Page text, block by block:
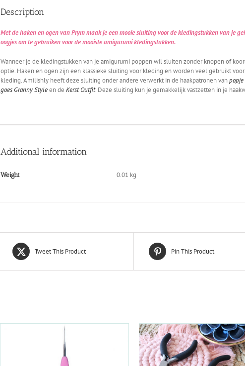
Description
Met de haken en ogen van Prym maak je een mooie sluiting voor de kledingstukken van je
oogjes om te gebruiken voor de mooiste amigurumi kledingstukken.
Wanneer je de kledingstukken van je amigurumi poppen wil sluiten zonder knopen of
optie. Haken en ogen zijn een klassieke sluiting voor kleding en worden veel gebruikt
kleding. Amilishly heeft deze sluiting onder andere verwerkt in de haakpatronen vanpopje
goes Granny Styleen de Kerst Outfit. Deze sluiting kun je gemakkelijk vastzetten in je
Additional information
Weight 0.01 kg
Tweet This Product Pin This Product